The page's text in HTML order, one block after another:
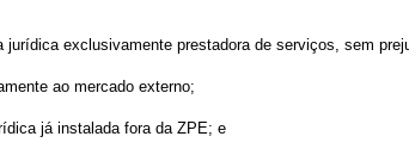
exclusivamente prestadora de serviços, sem
ao mercado externo;
já instalada fora da ZPE; e